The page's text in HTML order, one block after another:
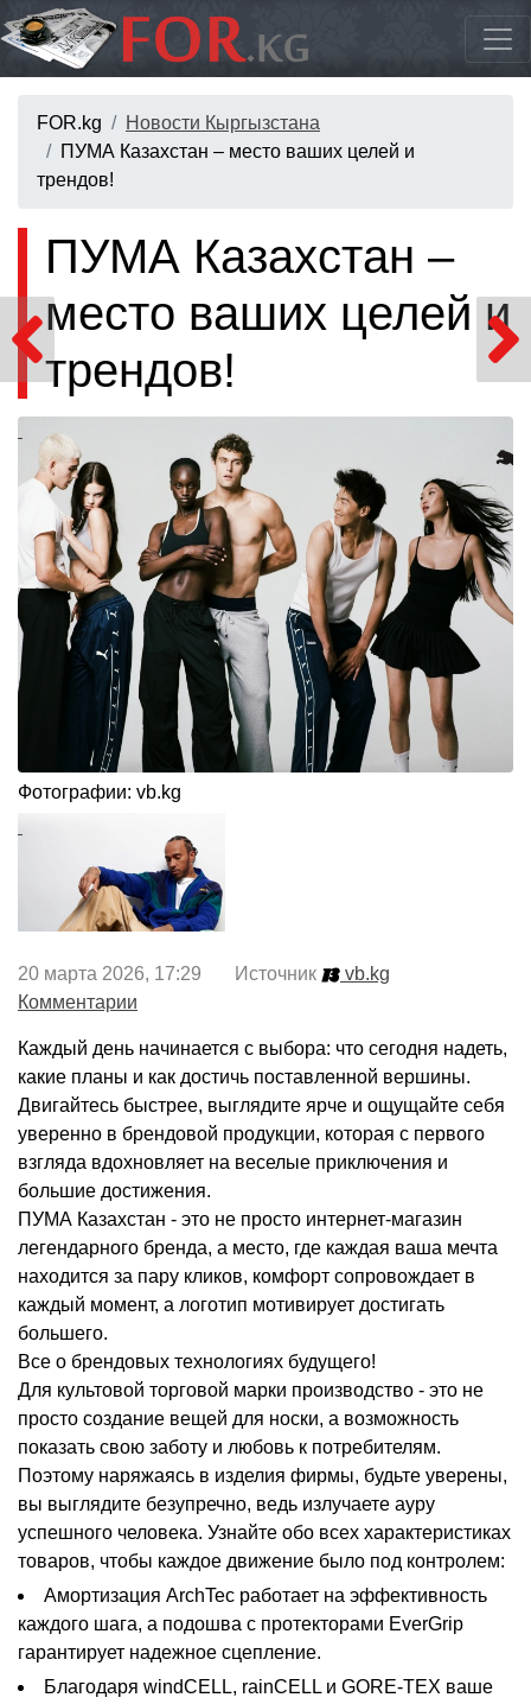
FOR.kg
Новости Кыргызстана
ПУМА Казахстан – место ваших целей и
трендов!
ПУМА Казахстан –
место ваших целей и
трендов!
Фотографии: vb.kg
20 марта 2026, 17:29 Источник
vb.kg
Комментарии
Каждый день начинается с выбора: что сегодня надеть,
какие планы и как достичь поставленной вершины.
Двигайтесь быстрее, выглядите ярче и ощущайте себя
уверенно в брендовой продукции, которая с первого
взгляда вдохновляет на веселые приключения и
большие достижения.
ПУМА Казахстан - это не просто интернет-магазин
легендарного бренда, а место, где каждая ваша мечта
находится за пару кликов, комфорт сопровождает в
каждый момент, а логотип мотивирует достигать
большего.
Все о брендовых технологиях будущего!
Для культовой торговой марки производство - это не
просто создание вещей для носки, а возможность
показать свою заботу и любовь к потребителям.
Поэтому наряжаясь в изделия фирмы, будьте уверены,
вы выглядите безупречно, ведь излучаете ауру
успешного человека. Узнайте обо всех характеристиках
товаров, чтобы каждое движение было под контролем:
Амортизация ArchTec работает на эффективность
каждого шага, а подошва с протекторами EverGrip
гарантирует надежное сцепление.
Благодаря windCELL, rainCELL и GORE-TEX ваше